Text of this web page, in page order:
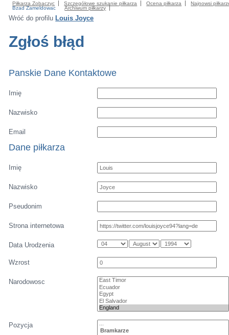
Piłkarza Zobaczyc Szczegółowe szukanie piłkarza Ocena piłkarza
Najnowsi
Bzad Zameldowac
Archiwum piłkarzy
Wróć do profilu Louis Joyce
Zgłoś błąd
Panskie Dane Kontaktowe
Imię
Nazwisko
Email
Dane piłkarza
Imię
Nazwisko
Pseudonim
Strona internetowa
Data Urodzenia
Wzrost
Narodowosc
Pozycja